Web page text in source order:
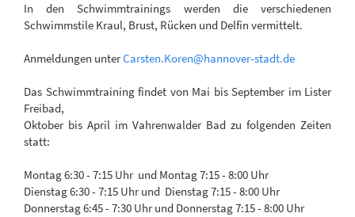
In den Schwimmtrainings werden die verschiedenen
Schwimmstile Kraul, Brust, Rücken und Delfin vermittelt.
Anmeldungen unterCarsten.Koren@hannover-stadt.de
Das Schwimmtraining findet von Mai bis September im Lister
Freibad,
Oktober bis April im Vahrenwalder Bad zu folgenden Zeiten
statt:
Montag 6:30 - 7:15 Uhr und Montag 7:15 - 8:00 Uhr
Dienstag 6:30 - 7:15 Uhr und Dienstag 7:15 - 8:00 Uhr
Donnerstag 6:45 - 7:30 Uhr und Donnerstag 7:15 - 8:00 Uhr